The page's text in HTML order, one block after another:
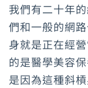
我們有二十年
們和一般的網
身就是正在經
的是醫學美容
是因為這種斜